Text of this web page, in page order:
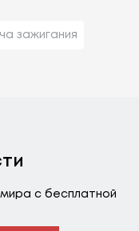
зажигания
с бесплатной